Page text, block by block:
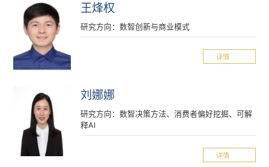
王烽权
研究方向：数智创新与商业模式
详情
刘娜娜
研究方向：数智决策方法、消费者偏好挖掘、可解
释AI
详情